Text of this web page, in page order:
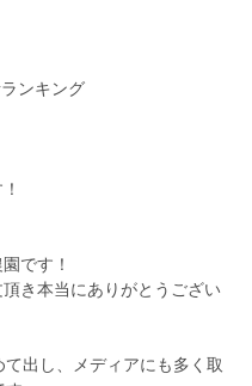
ンキング
です！
き本当にありがとうござい
出し、メディアにも多く取